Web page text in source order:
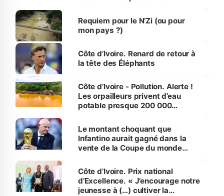
Requiem pour le N’Zi (ou pour
mon pays ?)
Côte d’Ivoire. Renard de retour à
la tête des Éléphants
Côte d’Ivoire - Pollution. Alerte !
Les orpailleurs privent d’eau
potable presque 200 000
Le montant choquant que
Infantino aurait gagné dans la
vente de la Coupe du monde
Côte d’Ivoire. Prix national
d’Excellence. « J’encourage notre
jeunesse à (…) cultiver la